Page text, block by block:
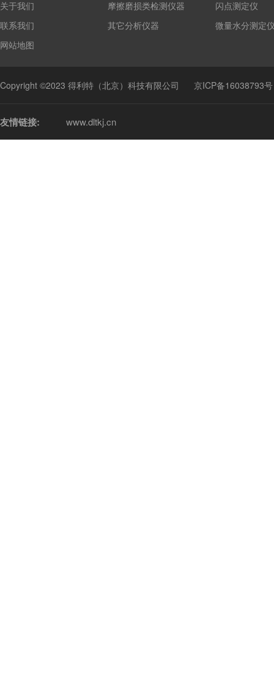
关于我们
联系我们
网站地图
摩擦磨损类检测仪器
其它分析仪器
闪点测定仪
微量水分测定
Copyright ©2023 得利特（北京）科技有限公司 京ICP备16038793号
友情链接: www.dltkj.cn